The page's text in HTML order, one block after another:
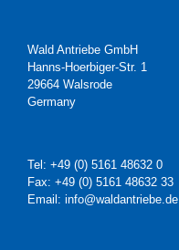
Wald Antriebe GmbH
Hanns-Hoerbiger-Str. 1
29664 Walsrode
Germany
Tel: +49 (0) 5161 48632 0
Fax: +49 (0) 5161 48632 33
Email: info@waldantriebe.de